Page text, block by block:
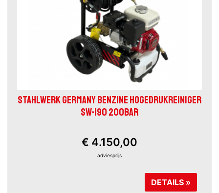
STAHLWERK GERMANY BENZINE HOGEDRUKREINIGER
SW-190 200BAR
€ 4.150,00
adviesprijs
DETAILS »